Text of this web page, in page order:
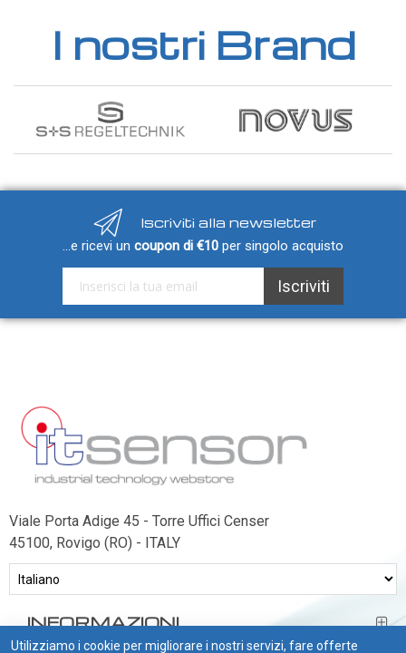
I nostri Brand
Iscriviti alla newsletter
...e ricevi un coupon di €10 per singolo acquisto
Iscriviti alla nostra Newsletter: Iscriviti
Viale Porta Adige 45 - Torre Uffici Censer
45100, Rovigo (RO) - ITALY
INFORMAZIONI
Utilizziamo i cookie per migliorare i nostri servizi, fare offerte